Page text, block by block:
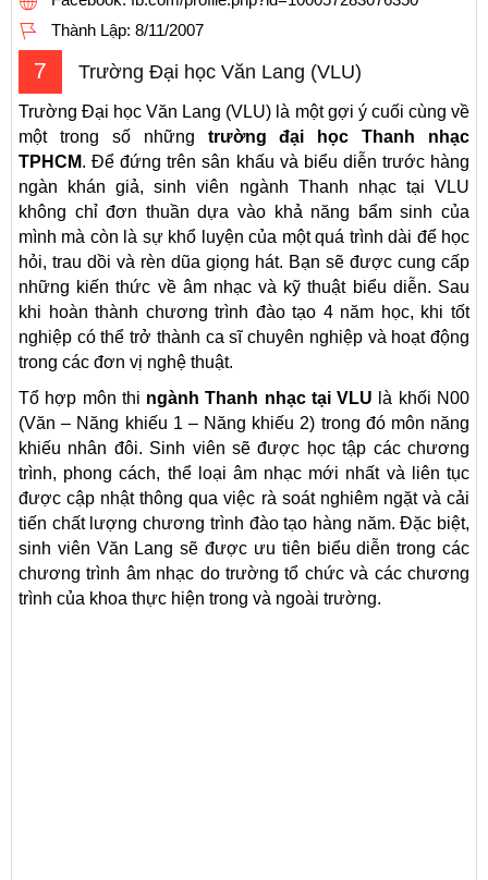
Thành Lập: 8/11/2007
7 Trường Đại học Văn Lang (VLU)
Trường Đại học Văn Lang (VLU) là một gợi ý cuối cùng về
một trong số những trường đại học Thanh nhạc
TPHCM. Để đứng trên sân khấu và biểu diễn trước hàng
ngàn khán giả, sinh viên ngành Thanh nhạc tại VLU
không chỉ đơn thuần dựa vào khả năng bẩm sinh của
mình mà còn là sự khổ luyện của một quá trình dài để học
hỏi, trau dồi và rèn dũa giọng hát. Bạn sẽ được cung cấp
những kiến thức về âm nhạc và kỹ thuật biểu diễn. Sau
khi hoàn thành chương trình đào tạo 4 năm học, khi tốt
nghiệp có thể trở thành ca sĩ chuyên nghiệp và hoạt động
trong các đơn vị nghệ thuật.
Tổ hợp môn thi ngành Thanh nhạc tại VLU là khối N00
(Văn – Năng khiếu 1 – Năng khiếu 2) trong đó môn năng
khiếu nhân đôi. Sinh viên sẽ được học tập các chương
trình, phong cách, thể loại âm nhạc mới nhất và liên tục
được cập nhật thông qua việc rà soát nghiêm ngặt và cải
tiến chất lượng chương trình đào tạo hàng năm. Đặc biệt,
sinh viên Văn Lang sẽ được ưu tiên biểu diễn trong các
chương trình âm nhạc do trường tổ chức và các chương
trình của khoa thực hiện trong và ngoài trường.